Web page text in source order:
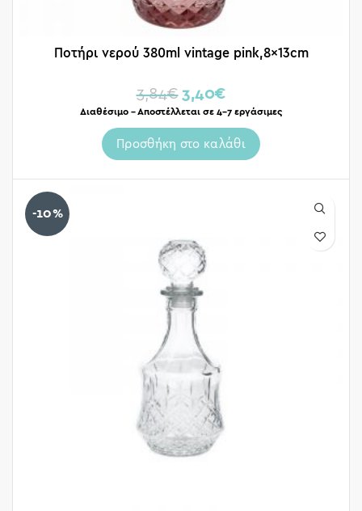
Ποτήρι νερoύ 380ml vintage pink,8x13cm
3,84€ 3,40€
Διαθέσιμο – Αποστέλλεται σε 4-7 εργάσιμες
Προσθήκη στο καλάθι
-10%